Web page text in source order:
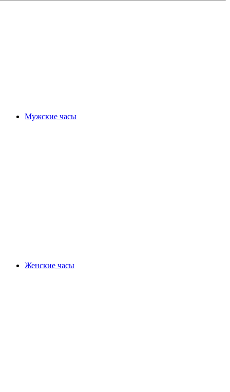
Мужские часы
Женские часы